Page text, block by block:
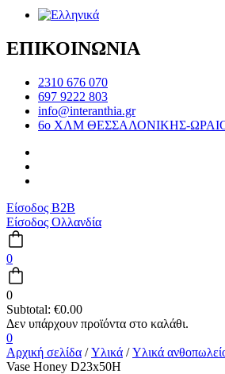
ΕΠΙΚΟΙΝΩΝΙΑ
2310 676 070
697 9222 803
info@interanthia.gr
6ο ΧΛΜ ΘΕΣΣΑΛΟΝΙΚΗΣ-
Είσοδος B2B
Είσοδος Ολλανδία
0
0
Subtotal: €0.00
0
Αρχική σελίδα /Υλικά /Υλικά
Vase Honey D23x50H